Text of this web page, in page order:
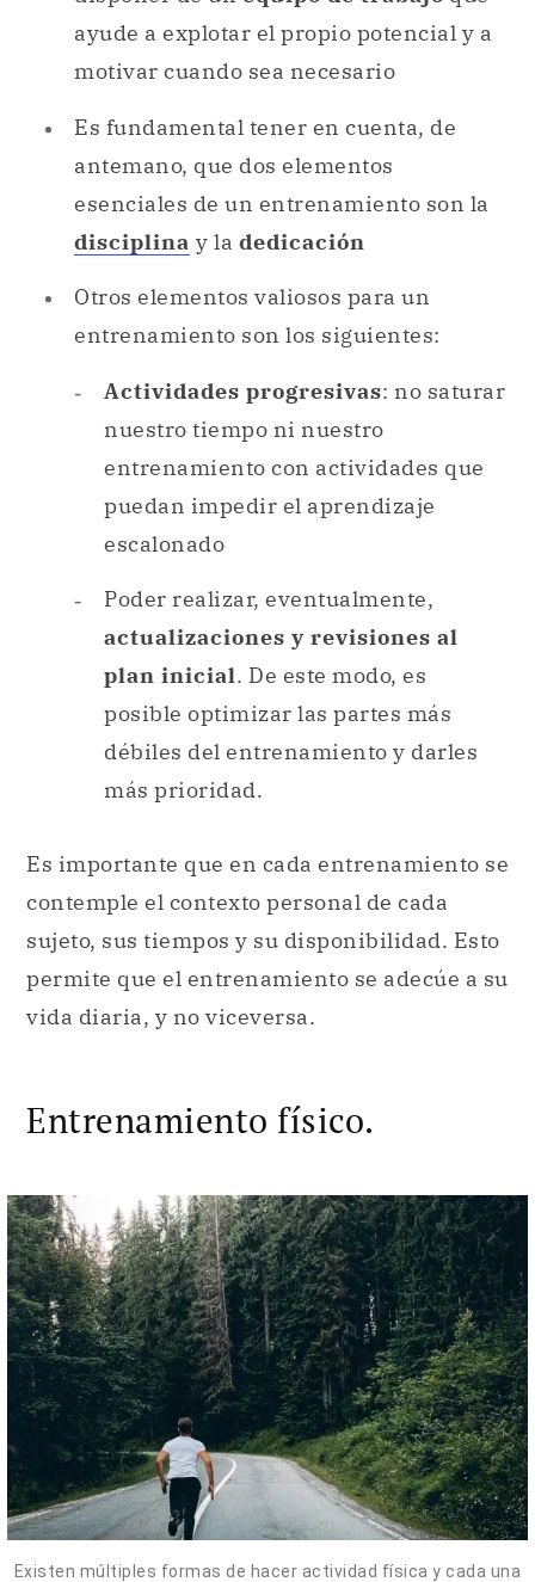
ayude a explotar el propio potencial y a
motivar cuando sea necesario
Es fundamental tener en cuenta, de
antemano, que dos elementos
esenciales de un entrenamiento son la
disciplina y la dedicación
Otros elementos valiosos para un
entrenamiento son los siguientes:
Actividades progresivas: no saturar
nuestro tiempo ni nuestro
entrenamiento con actividades que
puedan impedir el aprendizaje
escalonado
Poder realizar, eventualmente,
actualizaciones y revisiones al
plan inicial. De este modo, es
posible optimizar las partes más
débiles del entrenamiento y darles
más prioridad.
Es importante que en cada entrenamiento se
contemple el contexto personal de cada
sujeto, sus tiempos y su disponibilidad. Esto
permite que el entrenamiento se adecúe a su
vida diaria, y no viceversa.
Entrenamiento físico.
Existen múltiples formas de hacer actividad física y cada una